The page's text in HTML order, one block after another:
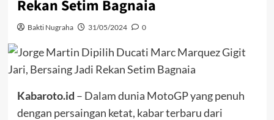
Rekan Setim Bagnaia
Bakti Nugraha 31/05/2024 0
Kabaroto.id – Dalam dunia MotoGP yang penuh
dengan persaingan ketat, kabar terbaru dari